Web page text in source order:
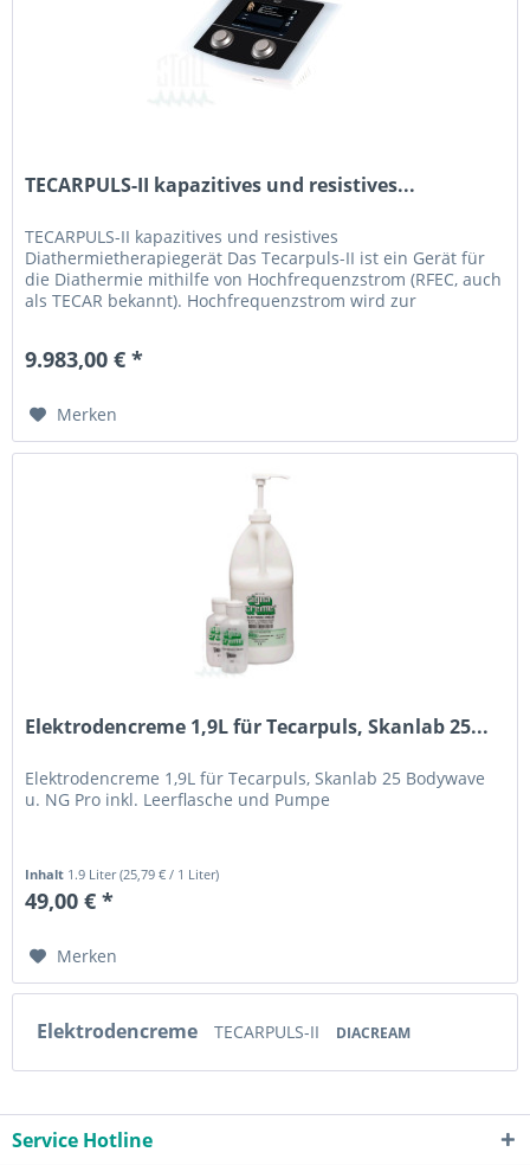
TECARPULS-II kapazitives und resistives...
TECARPULS-II kapazitives und resistives
Diathermietherapiegerät Das Tecarpuls-II ist ein Gerät für
die Diathermie mithilfe von Hochfrequenzstrom (RFEC, auch
als TECAR bekannt). Hochfrequenzstrom wird zur
9.983,00 € *
Merken
Elektrodencreme 1,9L für Tecarpuls, Skanlab 25...
Elektrodencreme 1,9L für Tecarpuls, Skanlab 25 Bodywave
u. NG Pro inkl. Leerflasche und Pumpe
Inhalt 1.9 Liter(25,79 € / 1 Liter)
49,00 € *
Merken
Elektrodencreme TECARPULS-II DIACREAM
Service Hotline